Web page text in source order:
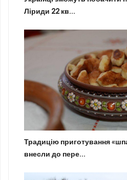
Ліриди 22 кв...
Традицію приготування
внесли до пере...